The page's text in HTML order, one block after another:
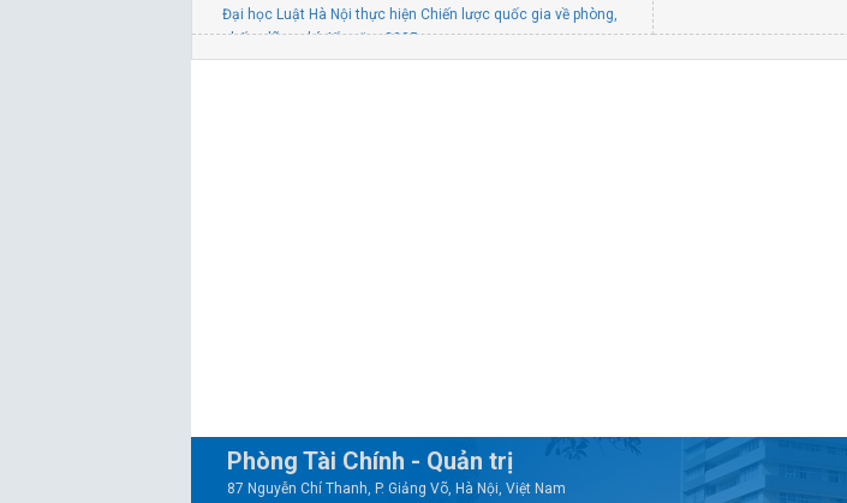
Đại học Luật Hà Nội thực hiện Chiến lược quốc gia về phòng,
chống lãng phí đến năm 2035
Quyết định số 137/QĐ-ĐHLHN Ban hành Chương trình thực
Phòng Tài Chính - Quản trị
87 Nguyễn Chí Thanh, P. Giảng Võ, Hà Nội, Việt Nam